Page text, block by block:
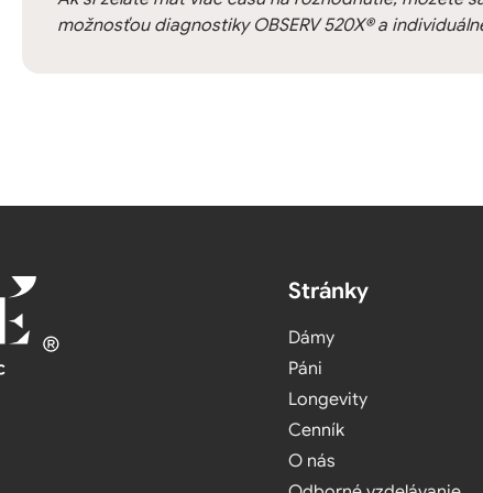
možnosťou diagnostiky OBSERV 520X® a
Stránky
Dámy
Páni
Longevity
Cenník
O nás